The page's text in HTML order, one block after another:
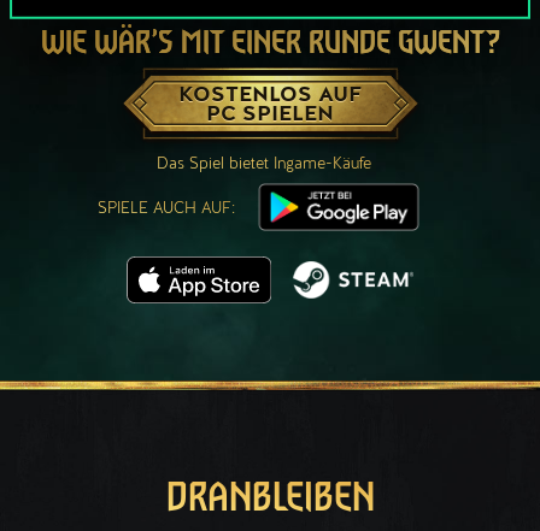
WIE WÄR’S MIT EINER RUNDE GWENT?
KOSTENLOS AUF
PC SPIELEN
Das Spiel bietet Ingame-Käufe
SPIELE AUCH AUF:
DRANBLEIBEN